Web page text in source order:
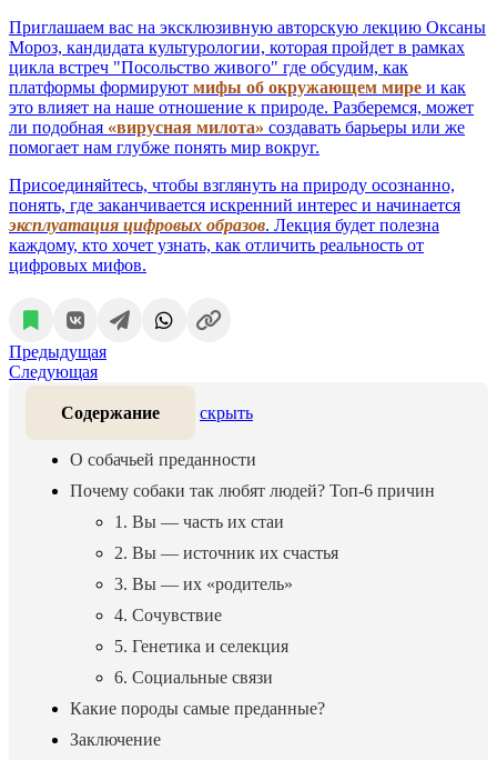
Приглашаем вас на эксклюзивную авторскую лекцию Оксаны
Мороз, кандидата культурологии, которая пройдет в рамках
цикла встреч "Посольство живого" где обсудим, как
платформы формируют мифы об окружающем мире и как
это влияет на наше отношение к природе. Разберемся, может
ли подобная «вирусная милота» создавать барьеры или же
помогает нам глубже понять мир вокруг.
Присоединяйтесь, чтобы взглянуть на природу осознанно,
понять, где заканчивается искренний интерес и начинается
эксплуатация цифровых образов. Лекция будет полезна
каждому, кто хочет узнать, как отличить реальность от
цифровых мифов.
Предыдущая
Следующая
Содержание скрыть
О собачьей преданности
Почему собаки так любят людей? Топ-6 причин
1. Вы — часть их стаи
2. Вы — источник их счастья
3. Вы — их «родитель»
4. Сочувствие
5. Генетика и селекция
6. Социальные связи
Какие породы самые преданные?
Заключение